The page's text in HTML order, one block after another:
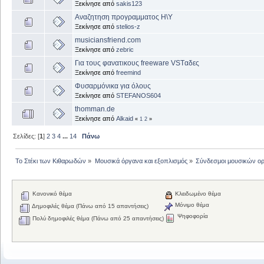
Ξεκίνησε από sakis123
Αναζητηση προγραμματος Η\Υ
Ξεκίνησε από stelios-z
musiciansfriend.com
Ξεκίνησε από zebric
Για τους φανατικους freeware VSTαδες
Ξεκίνησε από freemind
Φυσαρμόνικα για όλους
Ξεκίνησε από STEFANOS604
thomman.de
Ξεκίνησε από Alkaid « 1 2 »
Σελίδες: [1]2 3 4 ... 14 Πάνω
Το Στέκι των Κιθαρωδών » Μουσικά όργανα και εξοπλισμός» Σύνδεσμοι μουσικών
Κανονικό θέμα
Δημοφιλές θέμα (Πάνω από 15 απαντήσεις)
Πολύ δημοφιλές θέμα (Πάνω από 25 απαντήσεις)
Κλειδωμένο θέμα
Μόνιμο θέμα
Ψηφοφορία